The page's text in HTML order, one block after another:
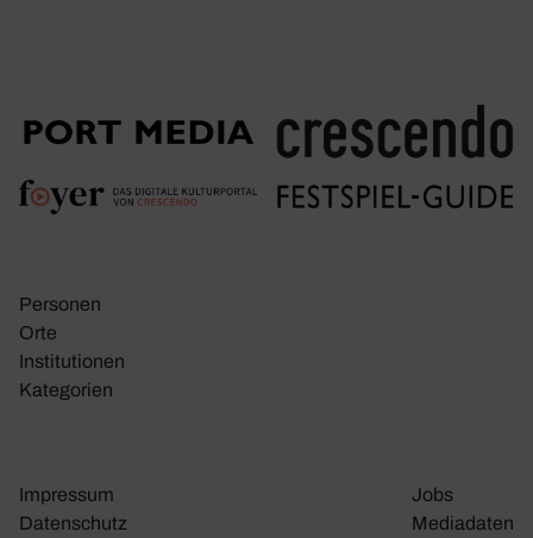
Personen
Orte
Insti­tu­tionen
Kate­go­rien
Impressum
Daten­schutz
Jobs
Media­daten